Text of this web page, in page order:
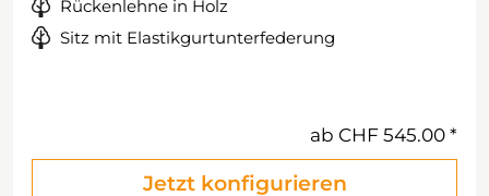
Rückenlehne in Holz
Sitz mit Elastikgurtunterfederung
ab CHF 545.00
Jetzt konfigurieren